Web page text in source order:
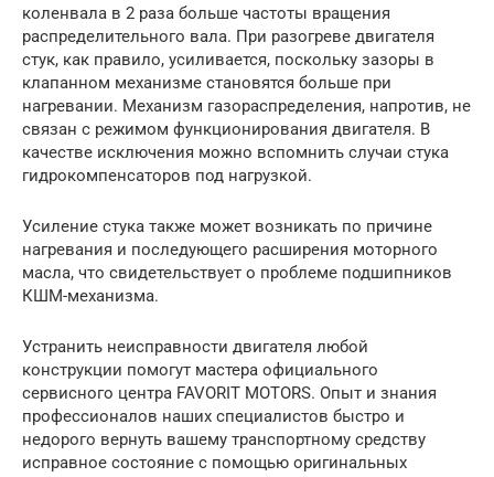
коленвала в 2 раза больше частоты вращения
распределительного вала. При разогреве двигателя
стук, как правило, усиливается, поскольку зазоры в
клапанном механизме становятся больше при
нагревании. Механизм газораспределения, напротив, не
связан с режимом функционирования двигателя. В
качестве исключения можно вспомнить случаи стука
гидрокомпенсаторов под нагрузкой.
Усиление стука также может возникать по причине
нагревания и последующего расширения моторного
масла, что свидетельствует о проблеме подшипников
КШМ-механизма.
Устранить неисправности двигателя любой
конструкции помогут мастера официального
сервисного центра FAVORIT MOTORS. Опыт и знания
профессионалов наших специалистов быстро и
недорого вернуть вашему транспортному средству
исправное состояние с помощью оригинальных